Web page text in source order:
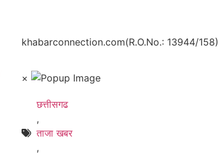
khabarconnection.com(R.O.No.: 13944/158)
×
छत्तीसगढ
,
ताजा खबर
,